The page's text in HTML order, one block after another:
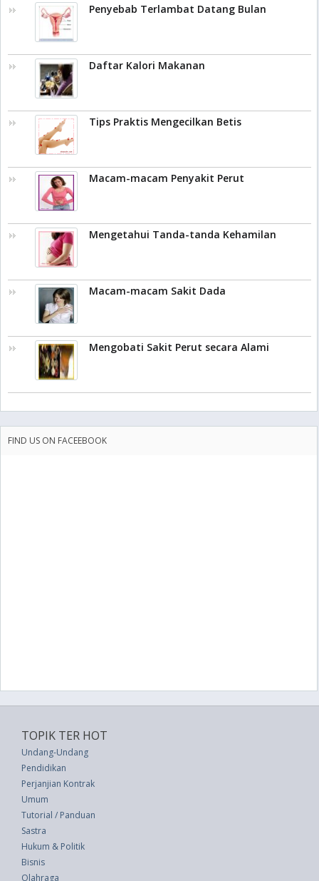
Penyebab Terlambat Datang Bulan
Daftar Kalori Makanan
Tips Praktis Mengecilkan Betis
Macam-macam Penyakit Perut
Mengetahui Tanda-tanda Kehamilan
Macam-macam Sakit Dada
Mengobati Sakit Perut secara Alami
FIND US ON FACEEBOOK
TOPIK TER HOT
Undang-Undang
Pendidikan
Perjanjian Kontrak
Umum
Tutorial / Panduan
Sastra
Hukum & Politik
Bisnis
Olahraga